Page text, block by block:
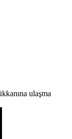
ulaşma